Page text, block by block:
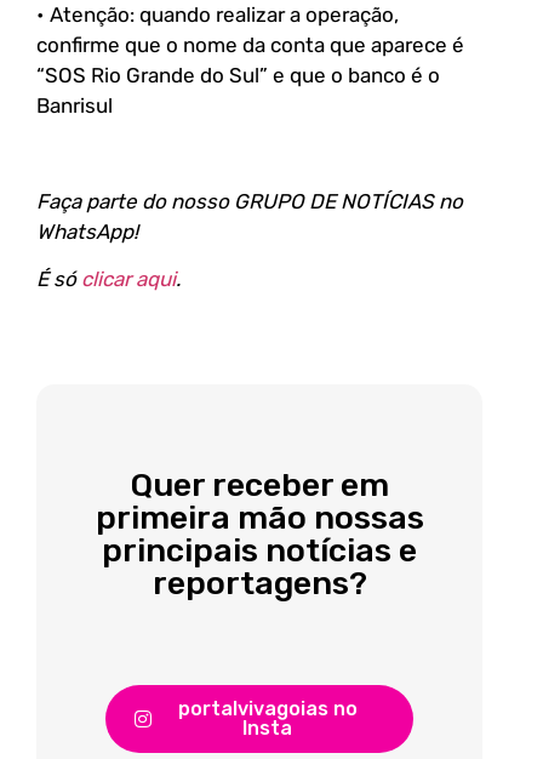
• Atenção: quando realizar a operação,
confirme que o nome da conta que aparece é
“SOS Rio Grande do Sul” e que o banco é o
Banrisul
Faça parte do nosso GRUPO DE NOTÍCIAS no
WhatsApp!
É só clicar aqui.
Quer receber em
primeira mão nossas
principais notícias e
reportagens?
portalvivagoias no
Insta